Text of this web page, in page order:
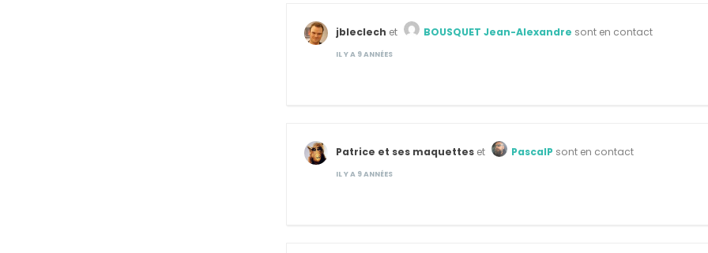
jbleclech et BOUSQUET Jean-Alexandre sont en contact
IL Y A 9 ANNÉES
Patrice et ses maquettes et PascalP sont en contact
IL Y A 9 ANNÉES